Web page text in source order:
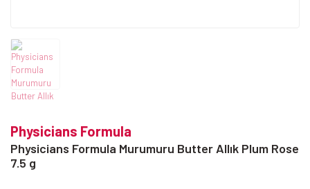
Physicians Formula
Physicians Formula Murumuru Butter Allık Plum Rose
7.5 g